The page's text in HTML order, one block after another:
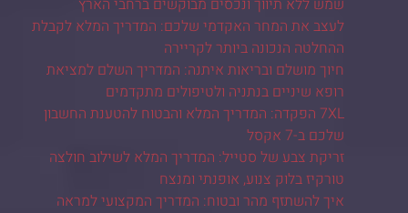
לעצב את המחר האקדמי שלכם: המדריך המלא לקבלת
ההחלטה הנכונה ביותר לקריירה
חיוך מושלם ובריאות איתנה: המדריך השלם למציאת
רופא שיניים בנתניה ולטיפולים מתקדמים
7XL הפקדה: המדריך המלא והבטוח להטענת החשבון
שלכם ב-7 אקסל
זריקת צבע של סטייל: המדריך המלא לשילוב חולצה
טורקיז בלוק צנוע, אופנתי ומנצח
איך להשתזף מהר ובטוח: המדריך המקצועי למראה